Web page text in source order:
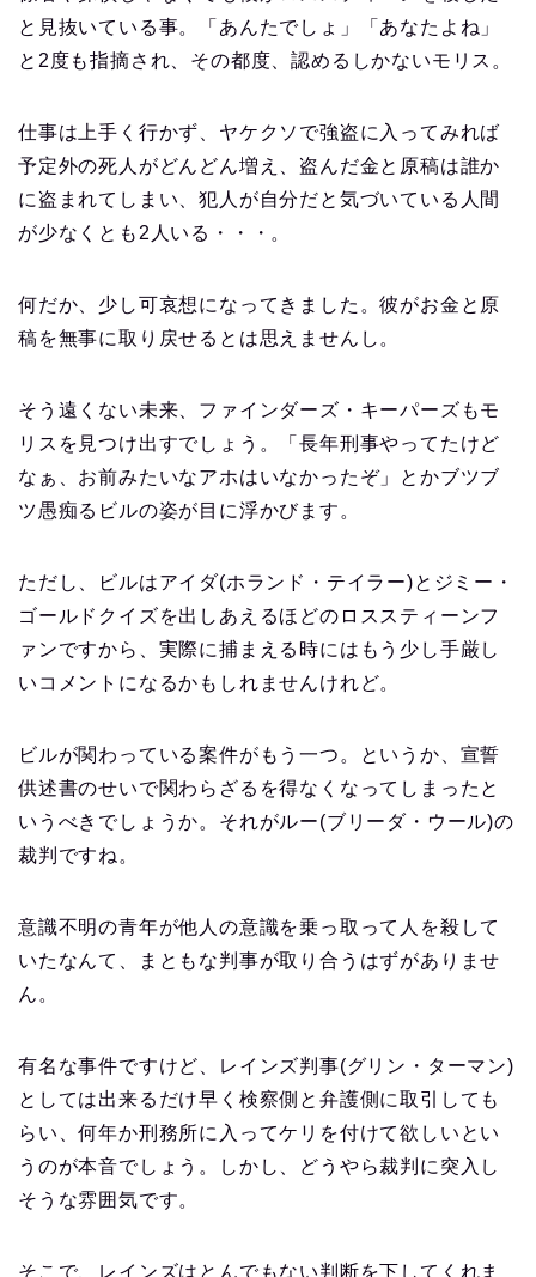
と見抜いている事。「あんたでしょ」「あなたよね」
と2度も指摘され、その都度、認めるしかないモリス。
仕事は上手く行かず、ヤケクソで強盗に入ってみれば
予定外の死人がどんどん増え、盗んだ金と原稿は誰か
に盗まれてしまい、犯人が自分だと気づいている人間
が少なくとも2人いる・・・。
何だか、少し可哀想になってきました。彼がお金と原
稿を無事に取り戻せるとは思えませんし。
そう遠くない未来、ファインダーズ・キーパーズもモ
リスを見つけ出すでしょう。「長年刑事やってたけど
なぁ、お前みたいなアホはいなかったぞ」とかブツブ
ツ愚痴るビルの姿が目に浮かびます。
ただし、ビルはアイダ(ホランド・テイラー)とジミー・
ゴールドクイズを出しあえるほどのロススティーンフ
ァンですから、実際に捕まえる時にはもう少し手厳し
いコメントになるかもしれませんけれど。
ビルが関わっている案件がもう一つ。というか、宣誓
供述書のせいで関わらざるを得なくなってしまったと
いうべきでしょうか。それがルー(ブリーダ・ウール)の
裁判ですね。
意識不明の青年が他人の意識を乗っ取って人を殺して
いたなんて、まともな判事が取り合うはずがありませ
ん。
有名な事件ですけど、レインズ判事(グリン・ターマン)
としては出来るだけ早く検察側と弁護側に取引しても
らい、何年か刑務所に入ってケリを付けて欲しいとい
うのが本音でしょう。しかし、どうやら裁判に突入し
そうな雰囲気です。
そこで、レインズはとんでもない判断を下してくれま